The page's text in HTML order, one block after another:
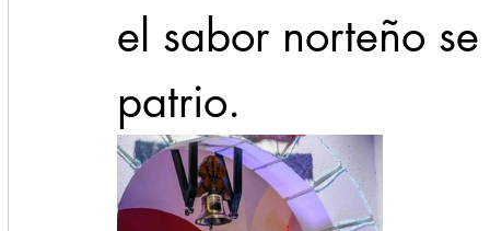
el sabor norteño
patrio.